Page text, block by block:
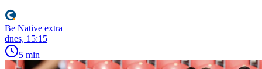
Be Native extra
dnes, 15:15
5 min